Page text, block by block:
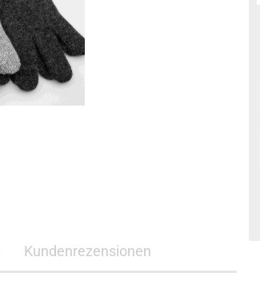
Kundenrezensionen